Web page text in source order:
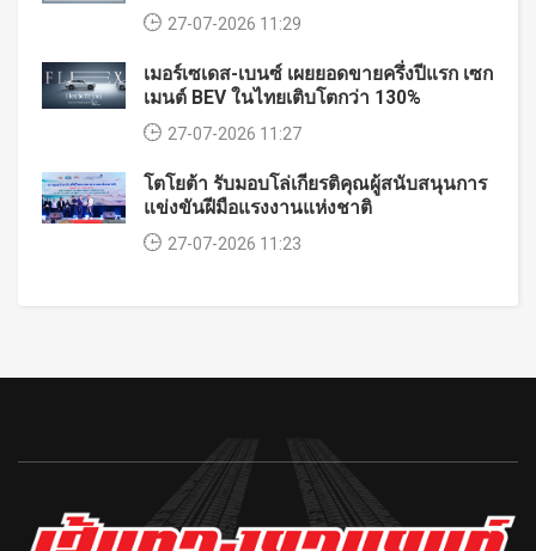
27-07-2026 11:29
เมอร์เซเดส-เบนซ์ เผยยอดขายครึ่งปีแรก เซก
เมนต์ BEV ในไทยเติบโตกว่า 130%
27-07-2026 11:27
โตโยต้า รับมอบโล่เกียรติคุณผู้สนับสนุนการ
แข่งขันฝีมือแรงงานแห่งชาติ
27-07-2026 11:23